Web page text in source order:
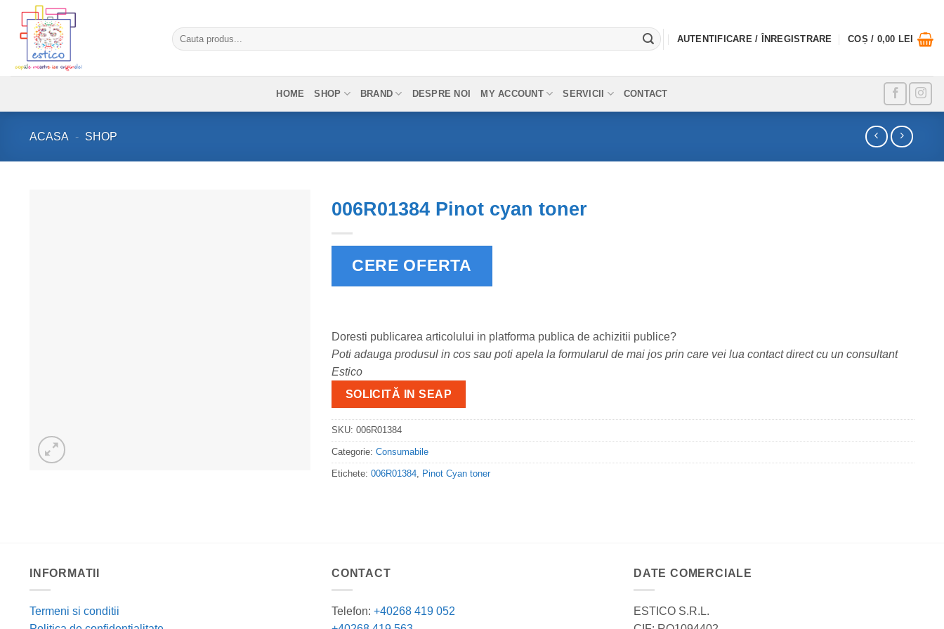
content
Caută
după:
AUTENTIFICARE / ÎNREGISTRARE COȘ / 0,00 LEI
HOME SHOP BRAND DESPRE NOI MY ACCOUNT SERVICII CONTACT
ACASA - SHOP
006R01384 Pinot cyan toner
CERE OFERTA
Doresti publicarea articolului in platforma publica de achizitii publice?
Poti adauga produsul in cos sau poti apela la formularul de mai jos prin care vei lua contact direct cu un consultant
Estico
SOLICITĂ IN SEAP
SKU: 006R01384
Categorie: Consumabile
Etichete: 006R01384, Pinot Cyan toner
INFORMATII
Termeni si conditii
CONTACT
Telefon: +40268 419 052
DATE COMERCIALE
ESTICO S.R.L.